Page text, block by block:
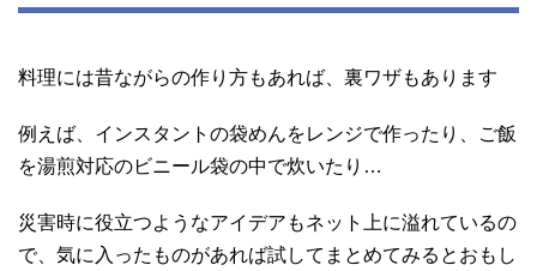
料理には昔ながらの作り方もあれば、裏ワザもあります
例えば、インスタントの袋めんをレンジで作ったり、ご飯
を湯煎対応のビニール袋の中で炊いたり…
災害時に役立つようなアイデアもネット上に溢れているの
で、気に入ったものがあれば試してまとめてみるとおもし